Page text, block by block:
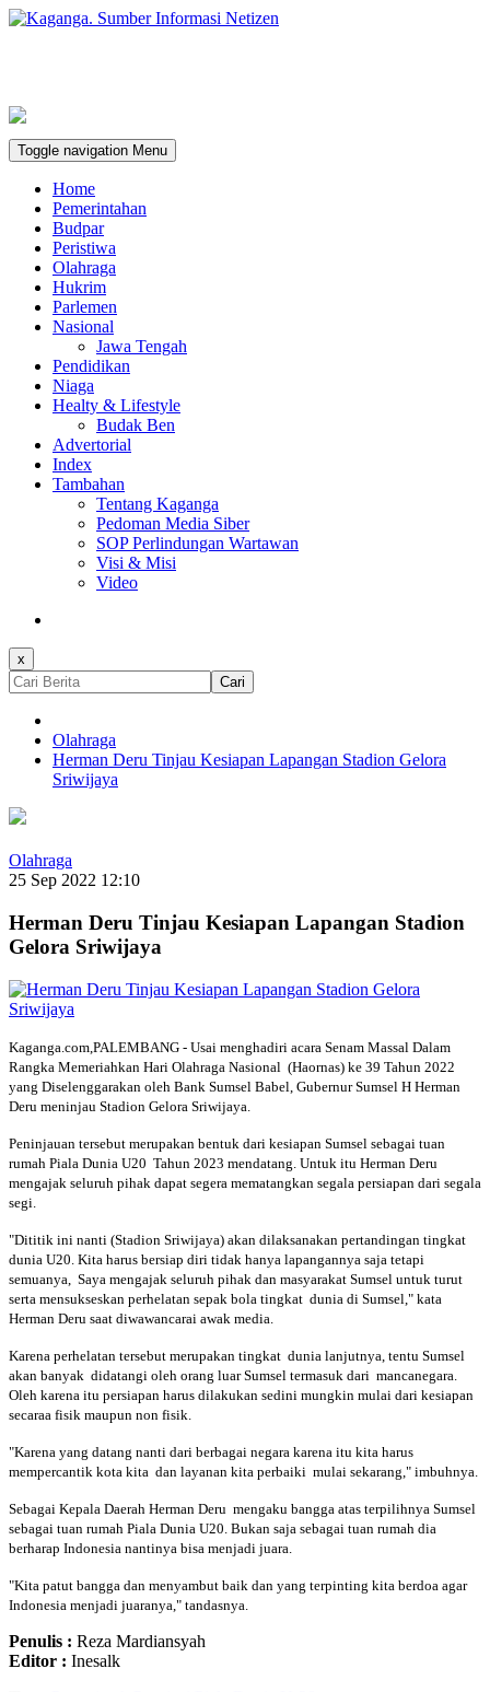
Toggle navigation Menu
Home
Pemerintahan
Budpar
Peristiwa
Olahraga
Hukrim
Parlemen
Nasional
Jawa Tengah
Pendidikan
Niaga
Healty & Lifestyle
Budak Ben
Advertorial
Index
Tambahan
Tentang Kaganga
Pedoman Media Siber
SOP Perlindungan Wartawan
Visi & Misi
Video
x
Cari
Olahraga
Herman Deru Tinjau Kesiapan Lapangan Stadion Gelora
Sriwijaya
Olahraga
25 Sep 2022 12:10
Herman Deru Tinjau Kesiapan Lapangan Stadion
Gelora Sriwijaya
Kaganga.com,PALEMBANG - Usai menghadiri acara Senam Massal Dalam
Rangka Memeriahkan Hari Olahraga Nasional (Haornas) ke 39 Tahun 2022
yang Diselenggarakan oleh Bank Sumsel Babel, Gubernur Sumsel H Herman
Deru meninjau Stadion Gelora Sriwijaya.
Peninjauan tersebut merupakan bentuk dari kesiapan Sumsel sebagai tuan
rumah Piala Dunia U20 Tahun 2023 mendatang. Untuk itu Herman Deru
mengajak seluruh pihak dapat segera mematangkan segala persiapan dari segala
segi.
"Dititik ini nanti (Stadion Sriwijaya) akan dilaksanakan pertandingan tingkat
dunia U20. Kita harus bersiap diri tidak hanya lapangannya saja tetapi
semuanya, Saya mengajak seluruh pihak dan masyarakat Sumsel untuk turut
serta mensukseskan perhelatan sepak bola tingkat dunia di Sumsel," kata
Herman Deru saat diwawancarai awak media.
Karena perhelatan tersebut merupakan tingkat dunia lanjutnya, tentu Sumsel
akan banyak didatangi oleh orang luar Sumsel termasuk dari mancanegara.
Oleh karena itu persiapan harus dilakukan sedini mungkin mulai dari kesiapan
secaraa fisik maupun non fisik.
"Karena yang datang nanti dari berbagai negara karena itu kita harus
mempercantik kota kita dan layanan kita perbaiki mulai sekarang," imbuhnya.
Sebagai Kepala Daerah Herman Deru mengaku bangga atas terpilihnya Sumsel
sebagai tuan rumah Piala Dunia U20. Bukan saja sebagai tuan rumah dia
berharap Indonesia nantinya bisa menjadi juara.
"Kita patut bangga dan menyambut baik dan yang terpinting kita berdoa agar
Indonesia menjadi juaranya," tandasnya.
Penulis : Reza Mardiansyah
Editor : Inesalk